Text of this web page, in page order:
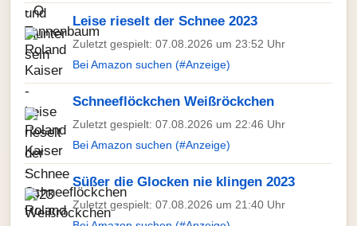
Leise rieselt der Schnee 2023
Zuletzt gespielt: 07.08.2026 um 23:52 Uhr
Bei Amazon suchen (#Anzeige)
Schneeflöckchen Weißröckchen
Zuletzt gespielt: 07.08.2026 um 22:46 Uhr
Bei Amazon suchen (#Anzeige)
Süßer die Glocken nie klingen 2023
Zuletzt gespielt: 07.08.2026 um 21:40 Uhr